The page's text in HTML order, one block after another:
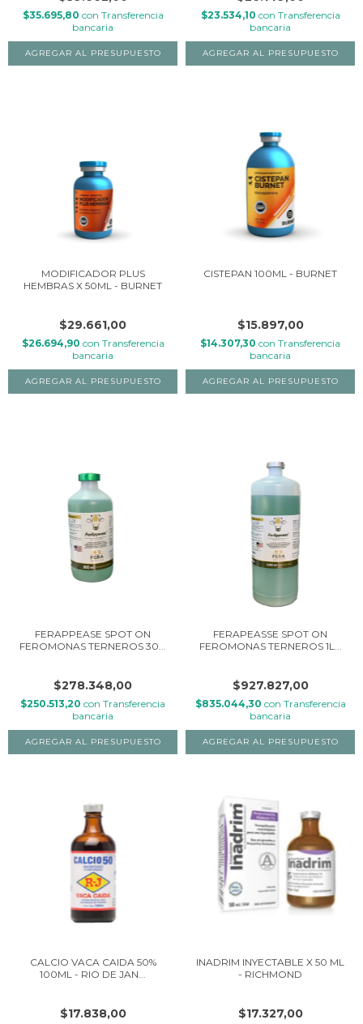
$35.695,80 con Transferencia
bancaria
$23.534,10 con Transferencia
bancaria
MODIFICADOR PLUS
HEMBRAS X 50ML - BURNET
$29.661,00
$26.694,90 con Transferencia
bancaria
CISTEPAN 100ML - BURNET
$15.897,00
$14.307,30 con Transferencia
bancaria
FERAPPEASE SPOT ON
FEROMONAS TERNEROS 30...
$278.348,00
$250.513,20 con Transferencia
bancaria
FERAPEASSE SPOT ON
FEROMONAS TERNEROS 1L...
$927.827,00
$835.044,30 con Transferencia
bancaria
CALCIO VACA CAIDA 50%
100ML - RIO DE JAN...
$17.838,00
INADRIM INYECTABLE X 50 ML
- RICHMOND
$17.327,00